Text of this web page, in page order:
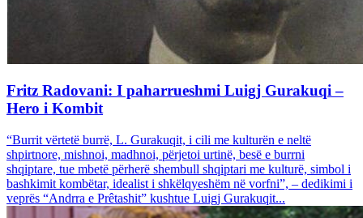
Fritz Radovani: I paharrueshmi Luigj Gurakuqi –
Hero i Kombit
“Burrit vërtetë burrë, L. Gurakuqit, i cili me kulturën e neltë
shpirtnore, mishnoi, madhnoi, përjetoi urtinë, besë e burrni
shqiptare, tue mbetë përherë shembull shqiptari me kulturë, simbol i
bashkimit kombëtar, idealist i shkëlqyeshëm në vorfni”, – dedikimi i
veprës “Andrra e Prêtashit” kushtue Luigj Gurakuqit...